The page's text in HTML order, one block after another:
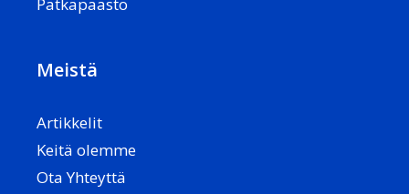
Meistä
Artikkelit
Keitä olemme
Ota Yhteyttä